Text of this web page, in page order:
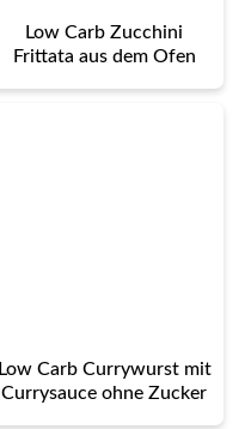
Low Carb Zucchini
Frittata aus dem Ofen
Low Carb Currywurst mit
Currysauce ohne Zucker